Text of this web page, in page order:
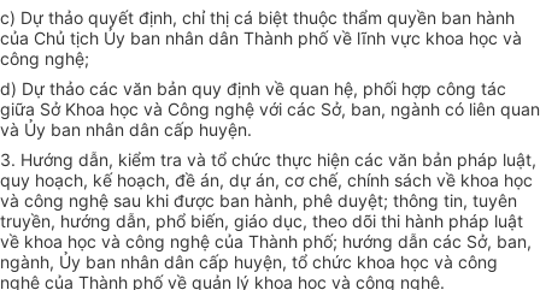
c) Dự thảo quyết định, chỉ thị cá biệt thuộc thẩm quyền ban hành
của Chủ tịch Ủy ban nhân dân Thành phố về lĩnh vực khoa học và
công nghệ;
d) Dự thảo các văn bản quy định về quan hệ, phối hợp công tác
giữa Sở Khoa học và Công nghệ với các Sở, ban, ngành có liên quan
và Ủy ban nhân dân cấp huyện.
3. Hướng dẫn, kiểm tra và tổ chức thực hiện các văn bản pháp luật,
quy hoạch, kế hoạch, đề án, dự án, cơ chế, chính sách về khoa học
và công nghệ sau khi được ban hành, phê duyệt; thông tin, tuyên
truyền, hướng dẫn, phổ biến, giáo dục, theo dõi thi hành pháp luật
về khoa học và công nghệ của Thành phố; hướng dẫn các Sở, ban,
ngành, Ủy ban nhân dân cấp huyện, tổ chức khoa học và công
nghệ của Thành phố về quản lý khoa học và công nghệ.